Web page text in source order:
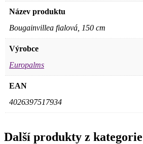
Název produktu
Bougainvillea fialová, 150 cm
Výrobce
Europalms
EAN
4026397517934
Další produkty z kategorie